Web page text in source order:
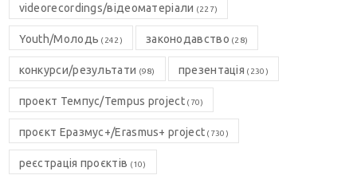
videorecordings/відеоматеріали (227)
Youth/Молодь (242) законодавство (28)
конкурси/результати (98) презентація (230)
проект Темпус/Tempus project(70)
проєкт Еразмус+/Erasmus+ project (730)
реєстрація проєктів (10)